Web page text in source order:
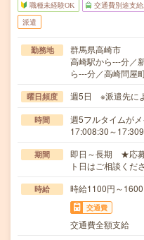
職種未経験OK 交通費別途支給
派遣
勤務地
群馬県高崎市
高崎駅から---分／
ら---分／高崎問屋
曜日頻度 週5日 ※派遣先に
時間
週5フルタイムが
17:008:30～
期間
即日～長期 ★応募
ト日はご相談くだ
時給 時給1100円～
交通費
交通費全額支給